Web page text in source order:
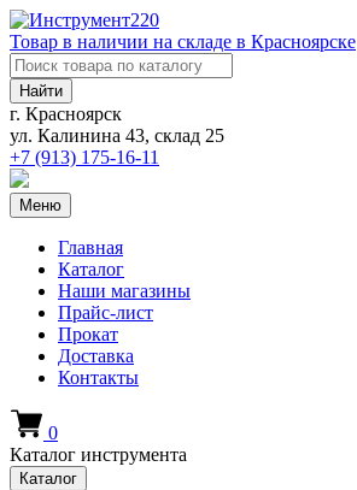
Товар в наличии на складе в Красноярске
Найти
г. Красноярск
ул. Калинина 43, склад 25
+7 (913) 175-16-11
Меню
Главная
Каталог
Наши магазины
Прайс-лист
Прокат
Доставка
Контакты
0
Каталог инструмента
Каталог